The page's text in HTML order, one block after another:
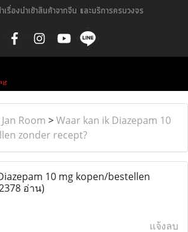
รื่องนำเข้าสินค้าจากจีน และบริการครบวงจร
Jan Room >Waar kan ik Diazepam 10
zonder recept?
10 mg kopen/bestellen
อ่าน)
แจ้งลบ